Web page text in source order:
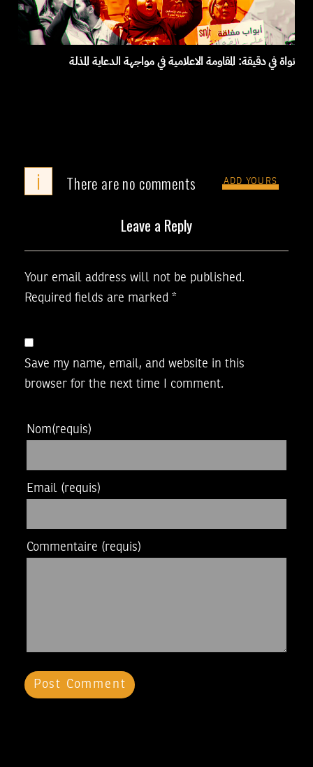
نواة في دقيقة: المقاومة الاعلامية في مواجهة الدعاية المذلة
i There are no comments ADD YOURS
Leave a Reply
Your email address will not be published.
Required fields are marked *
Save my name, email, and website in this
browser for the next time I comment.
Nom(requis)
Email (requis)
Commentaire (requis)